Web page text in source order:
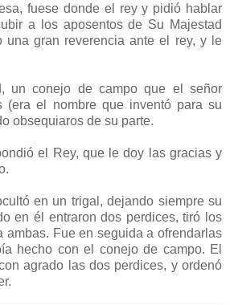
fuese donde el rey y pidió hablar
a los aposentos de Su Majestad
una gran reverencia ante el rey, y le
un conejo de campo que el señor
(era el nombre que inventó para su
obsequiaros de su parte.
el Rey, que le doy las gracias y
en un trigal, dejando siempre su
en él entraron dos perdices, tiró los
ambas. Fue en seguida a ofrendarlas
hecho con el conejo de campo. El
agrado las dos perdices, y ordenó